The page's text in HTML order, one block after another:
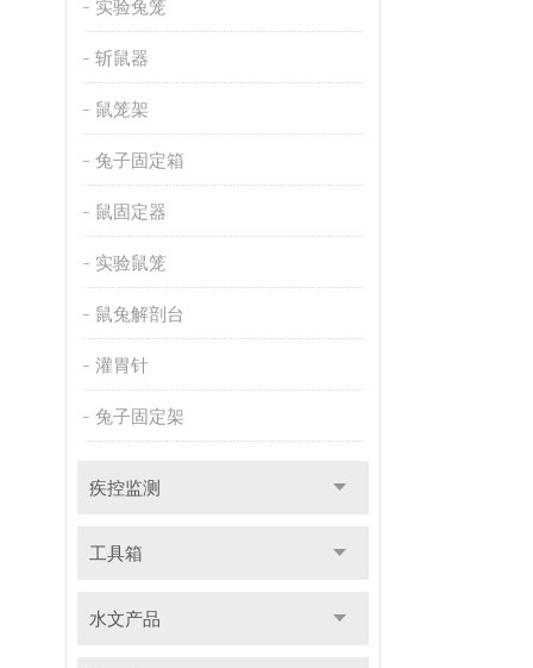
实验兔笼
斩鼠器
鼠笼架
兔子固定箱
鼠固定器
实验鼠笼
鼠兔解剖台
灌胃针
兔子固定架
疾控监测
工具箱
水文产品